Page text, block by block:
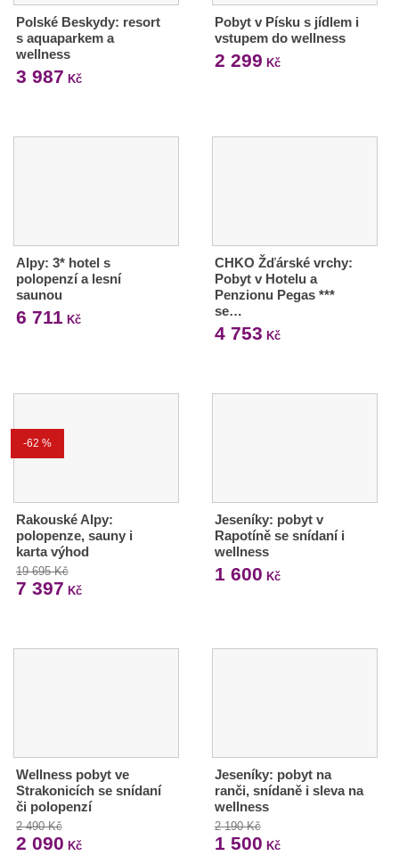
Polské Beskydy: resort
s aquaparkem a
wellness
3 987 Kč
Pobyt v Písku s jídlem i
vstupem do wellness
2 299 Kč
Alpy: 3* hotel s
polopenzí a lesní
saunou
6 711 Kč
CHKO Žďárské vrchy:
Pobyt v Hotelu a
Penzionu Pegas ***
se…
4 753 Kč
-62 %
Rakouské Alpy:
polopenze, sauny i
karta výhod
19 695 Kč
7 397 Kč
Jeseníky: pobyt v
Rapotíně se snídaní i
wellness
1 600 Kč
Wellness pobyt ve
Strakonicích se snídaní
či polopenzí
2 490 Kč
2 090 Kč
Jeseníky: pobyt na
ranči, snídaně i sleva na
wellness
2 190 Kč
1 500 Kč